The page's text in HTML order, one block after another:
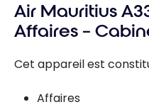
Air Mauritius
Affaires –
Cet appareil est
Affaires